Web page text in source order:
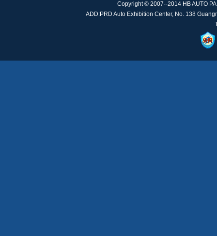
Copyright © 2007--2014 HB AUTO
ADD:PRD Auto Exhibition Center, No. 138